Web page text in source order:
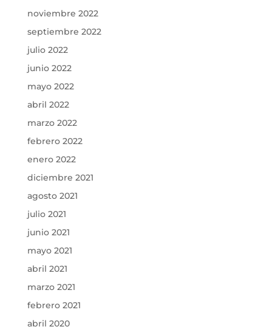
noviembre 2022
septiembre 2022
julio 2022
junio 2022
mayo 2022
abril 2022
marzo 2022
febrero 2022
enero 2022
diciembre 2021
agosto 2021
julio 2021
junio 2021
mayo 2021
abril 2021
marzo 2021
febrero 2021
abril 2020